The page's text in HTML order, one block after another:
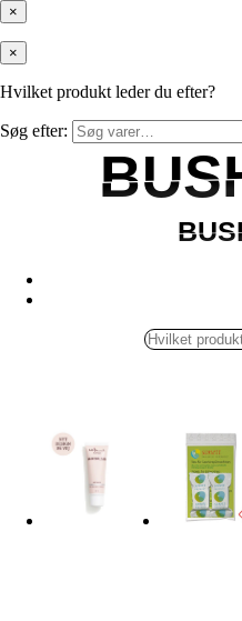
×
×
Hvilket produkt leder du efter?
Søg efter: